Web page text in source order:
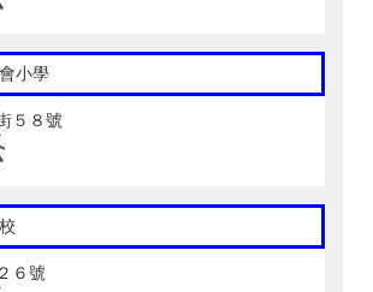
小學
５８號
６號